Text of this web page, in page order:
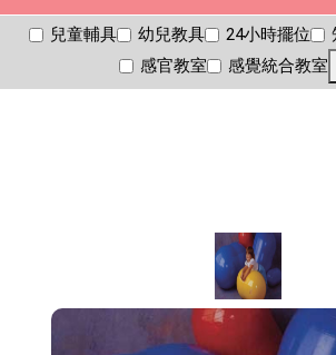
兒童輔具 幼兒教具 24小時擺位
感官教室
感覺統合教室